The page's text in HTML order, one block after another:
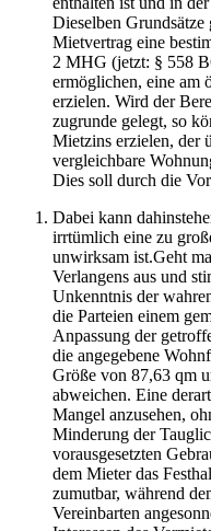
Dieselben
Mietvertrag eine
2 MHG (jetzt: § 558
ermöglichen, eine am
erzielen. Wird der
zugrunde gelegt, so
Mietzins erzielen, der
vergleichbare
Dies soll durch die
Dabei kann
irrtümlich eine zu
unwirksam ist.Geht
Verlangens aus und
Unkenntnis der
die Parteien einem
Anpassung der
die angegebene
Größe von 87,63 qm
abweichen. Eine
Mangel anzusehen,
Minderung der
vorausgesetzten
dem Mieter das
zumutbar, während
Vereinbarten